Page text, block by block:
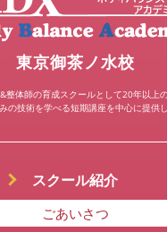
東京御茶ノ水校
整体師の育成スクールとして20年以上の
の技術を学べる短期講座を中心に提供し
スクール紹介
ごあいさつ